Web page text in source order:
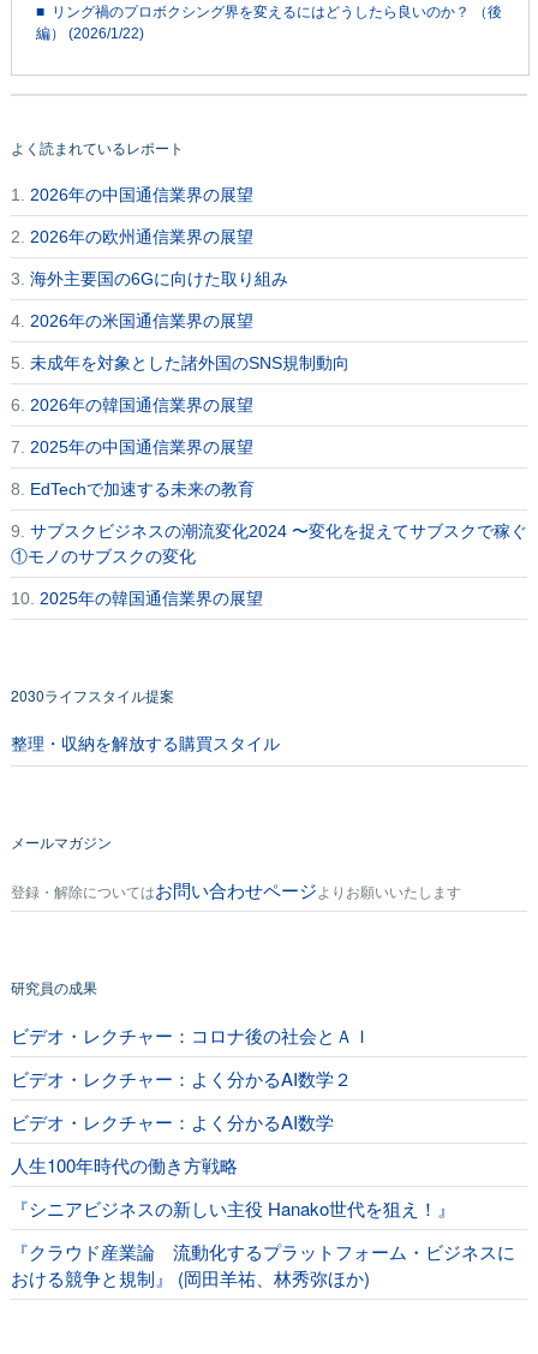
■ リング禍のプロボクシング界を変えるにはどうしたら良いのか？ （後
編） (2026/1/22)
よく読まれているレポート
1. 2026年の中国通信業界の展望
2. 2026年の欧州通信業界の展望
3. 海外主要国の6Gに向けた取り組み
4. 2026年の米国通信業界の展望
5. 未成年を対象とした諸外国のSNS規制動向
6. 2026年の韓国通信業界の展望
7. 2025年の中国通信業界の展望
8. EdTechで加速する未来の教育
9. サブスクビジネスの潮流変化2024 〜変化を捉えてサブスクで稼ぐ
①モノのサブスクの変化
10. 2025年の韓国通信業界の展望
2030ライフスタイル提案
整理・収納を解放する購買スタイル
メールマガジン
登録・解除についてはお問い合わせページ よりお願いいたします
研究員の成果
ビデオ・レクチャー：コロナ後の社会とＡＩ
ビデオ・レクチャー：よく分かるAI数学２
ビデオ・レクチャー：よく分かるAI数学
人生100年時代の働き方戦略
『シニアビジネスの新しい主役 Hanako世代を狙え！』
『クラウド産業論 流動化するプラットフォーム・ビジネスに
おける競争と規制』 (岡田羊祐、林秀弥ほか)